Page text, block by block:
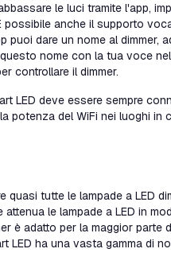
le luci tramite l'app,
possibile anche il supporto
puoi dare un nome al dimmer,
nome con la tua voce
controllare il dimmer.
LED deve essere sempre
potenza del WiFi nei luoghi in
tutte le lampade a LED
le lampade a LED in
è adatto per la maggior parte
LED ha una vasta gamma di